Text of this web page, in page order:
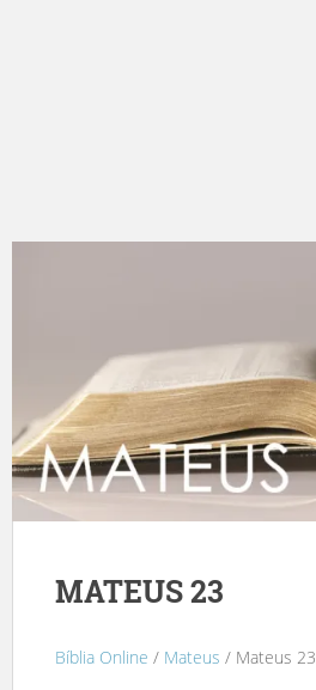
MATEUS 23
Bíblia Online / Mateus / Mateus 23